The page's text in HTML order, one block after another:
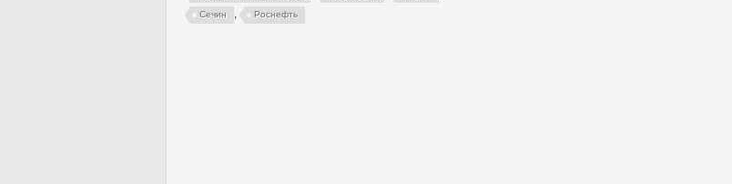
Сечин , Роснефть